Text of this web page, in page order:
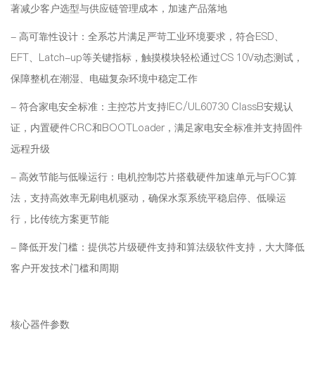
著减少客户选型与供应链管理成本，加速产品落地
- 高可靠性设计：全系芯片满足严苛工业环境要求，符合ESD、
EFT、Latch-up等关键指标，触摸模块轻松通过CS 10V动态测试，
保障整机在潮湿、电磁复杂环境中稳定工作
- 符合家电安全标准：主控芯片支持IEC/UL60730 ClassB安规认
证，内置硬件CRC和BOOTLoader，满足家电安全标准并支持固件
远程升级
- 高效节能与低噪运行：电机控制芯片搭载硬件加速单元与FOC算
法，支持高效率无刷电机驱动，确保水泵系统平稳启停、低噪运
行，比传统方案更节能
- 降低开发门槛：提供芯片级硬件支持和算法级软件支持，大大降低
客户开发技术门槛和周期
核心器件参数